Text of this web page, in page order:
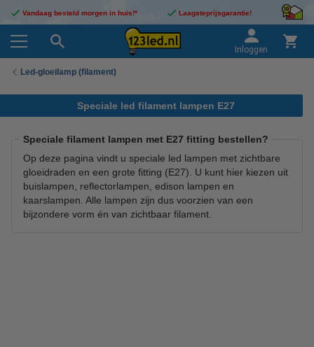
Vandaag besteld morgen in huis!* Laagsteprijsgarantie!
Inloggen
Led-gloeilamp (filament)
Speciale led filament lampen E27
Speciale filament lampen met E27 fitting bestellen?
Op deze pagina vindt u speciale led lampen met zichtbare
gloeidraden en een grote fitting (E27). U kunt hier kiezen uit
buislampen, reflectorlampen, edison lampen en
kaarslampen. Alle lampen zijn dus voorzien van een
bijzondere vorm én van zichtbaar filament.